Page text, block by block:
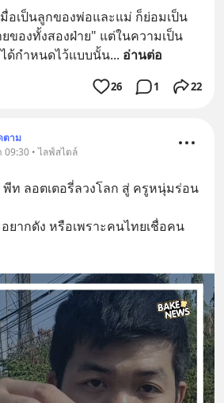
อเป็นลูกของพ่อและแม่ ก็ย่อมเป็น
ของทั้งสองฝ่าย" แต่ในความเป็น
ด้กำหนดไว้แบบนั้น... อ่านต่อ
26 1 22
ตาม
09:30 • ไลฟ์สไตล์
พีท ลอตเตอรี่ลวงโลก สู่ ครูหนุ่มร่อน
ยากดัง หรือเพราะคนไทยเชื่อคน